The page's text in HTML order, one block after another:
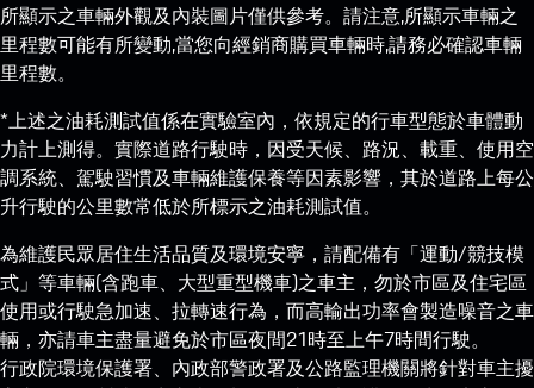
所顯示之車輛外觀及內裝圖片僅供參考。請注意,所顯示車輛之
里程數可能有所變動,當您向經銷商購買車輛時,請務必確認車輛
里程數。
*上述之油耗測試值係在實驗室內，依規定的行車型態於車體動
力計上測得。實際道路行駛時，因受天候、路況、載重、使用空
調系統、駕駛習慣及車輛維護保養等因素影響，其於道路上每公
升行駛的公里數常低於所標示之油耗測試值。
為維護民眾居住生活品質及環境安寧，請配備有「運動/競技模
式」等車輛(含跑車、大型重型機車)之車主，勿於市區及住宅區
使用或行駛急加速、拉轉速行為，而高輸出功率會製造噪音之車
輛，亦請車主盡量避免於市區夜間21時至上午7時間行駛。
行政院環境保護署、內政部警政署及公路監理機關將針對車主擾